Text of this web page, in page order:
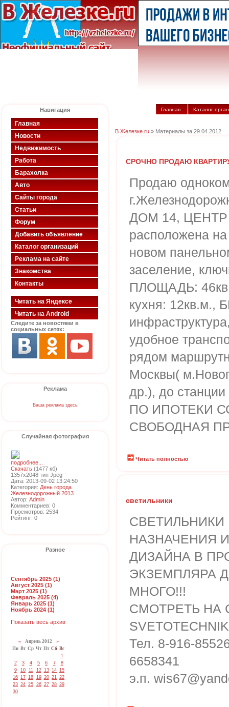
Навигация
Главная
Новости
Недвижимость
Работа
Барахолка
Авто
Сайты города
Статьи
Форум
Добавить объявление
Каталог организаций
Реклама на сайте
Знакомства
Контакты
Читать на Яндексе
Читать на Android
Следите за новостями в
социальных сетях:
Реклама
Ваша реклама здесь
Случайная фотография
подробнее...
Скачать (1477 кб)
1357x2048 тип Jpeg
Дата: 2013-09-02 13:24:50
Категория: День города
Железнодорожный 2013
Автор: Admin
Комментариев: 0
Просмотров: 2534
Рейтинг: 0
Разное
Сентябрь 2025 (1)
Август 2025 (1)
Март 2025 (1)
Февраль 2025 (4)
Январь 2025 (1)
Ноябрь 2024 (1)
Показать весь архив
«Апрель 2012 »
Пн Вт Ср Чт Пт Сб Вс
1
2
3 4 5 6 7
8
9
10 11 12 13 14 15
16 17 18 19 20 21 22
23 24 25 26 27 28 29
30
Главная Каталог
В Железке.ru » Материалы за 29.04.2012
СРОЧНО ПРОДАЮ
Продаю
ДОМ 14, ЦЕНТР
расположена
новом
заселение,
ПЛОЩАДЬ:
кухня: 12кв.м.,
удобное
рядом
Москвы(
др.), до
ПО ИПОТЕКИ
СВОБОДНАЯ
Читать полностью
светильники
НАЗНАЧЕНИЯ
ДИЗАЙНА В
ЭКЗЕМПЛЯРА
МНОГО!!!
СМОТРЕТЬ НА
Тел. 8-916-
6658341
э.п.